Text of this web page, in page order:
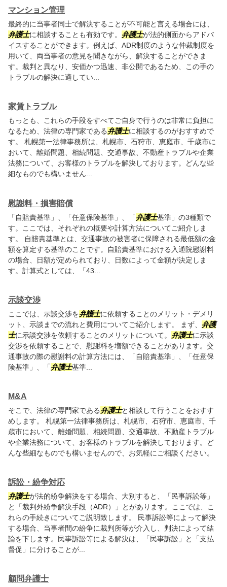
マンション管理
最終的に当事者同士で解決することが不可能と言える場合には、
弁護士に相談することも有効です。 弁護士が法的側面からアドバ
イスすることができます。例えば、ADR制度のような仲裁制度を
用いて、両当事者の意見を聞きながら、解決することができま
す。裁判と異なり、安価かつ迅速、非公開であるため、この手の
トラブルの解決に適してい...
家賃トラブル
もっとも、これらの手段をすべてご自身で行うのは非常に負担に
なるため、法律の専門家である弁護士に相談するのがおすすめで
す。 札幌第一法律事務所は、札幌市、石狩市、恵庭市、千歳市に
おいて、離婚問題、相続問題、交通事故、不動産トラブルや企業
法務について、お客様のトラブルを解決しております。どんな些
細なものでも構いません...
慰謝料・損害賠償
「自賠責基準」、「任意保険基準」、「弁護士基準」の3種類で
す。ここでは、それぞれの概要や計算方法についてご紹介しま
す。 自賠責基準とは、交通事故の被害者に保障される最低額の金
額を算定する基準のことです。自賠責基準における入通院慰謝料
の場合、日額が定められており、日数によって金額が決定しま
す。計算式としては、「43...
示談交渉
ここでは、示談交渉を弁護士に依頼することのメリット・デメリ
ット、示談までの流れと費用についてご紹介します。 まず、 弁護
士に示談交渉を依頼することのメリットについて。 弁護士に示談
交渉を依頼することで、慰謝料を増額できることがあります。交
通事故の際の慰謝料の計算方法には、「自賠責基準」、「任意保
険基準」、「弁護士基準...
M&A
そこで、法律の専門家である弁護士と相談して行うことをおすす
めします。 札幌第一法律事務所は、札幌市、石狩市、恵庭市、千
歳市において、離婚問題、相続問題、交通事故、不動産トラブル
や企業法務について、お客様のトラブルを解決しております。ど
んな些細なものでも構いませんので、お気軽にご相談ください。
訴訟・紛争対応
弁護士が法的紛争解決をする場合、大別すると、「民事訴訟等」
と「裁判外紛争解決手段（ADR）」とがあります。ここでは、こ
れらの手続きについてご説明致します。 民事訴訟等によって解決
する場合、当事者間の紛争に裁判所等が介入し、判決によって結
論を下します。民事訴訟等による解決は、「民事訴訟」と「支払
督促」に分けることが...
顧問弁護士